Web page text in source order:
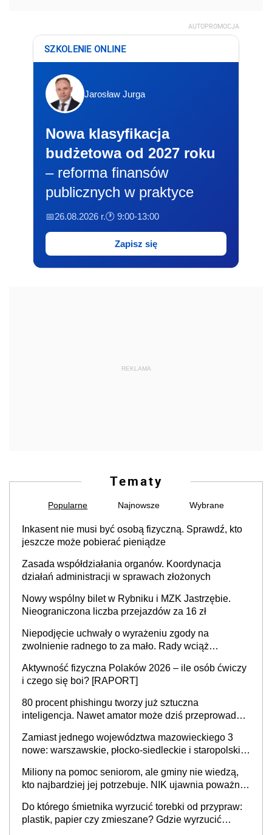
AUTOPROMOCJA
SZKOLENIE ONLINE
Jarosław Jurga
Nowa klasyfikacja
budżetowa od 2027 roku
– reforma finansów
publicznych w praktyce
📅26.08.2026 r.🕐 9:00-13:00
Zapisz się
REKLAMA
Tematy
Popularne Najnowsze Wybrane
Inkasent nie musi być osobą fizyczną. Sprawdź, kto
jeszcze może pobierać pieniądze
Zasada współdziałania organów. Koordynacja
działań administracji w sprawach złożonych
Nowy wspólny bilet w Rybniku i MZK Jastrzębie.
Nieograniczona liczba przejazdów za 16 zł
Niepodjęcie uchwały o wyrażeniu zgody na
zwolnienie radnego to za mało. Rady wciąż
sprawy
Aktywność fizyczna Polaków 2026 – ile osób ćwiczy
i czego się boi? [RAPORT]
80 procent phishingu tworzy już sztuczna
inteligencja. Nawet amator może dziś przeprowadzić
Zamiast jednego województwa mazowieckiego 3
nowe: warszawskie, płocko-siedleckie i staropolskie.
stołecznych
Miliony na pomoc seniorom, ale gminy nie wiedzą,
kto najbardziej jej potrzebuje. NIK ujawnia poważną
Do którego śmietnika wyrzucić torebki od przypraw:
plastik, papier czy zmieszane? Gdzie wyrzucić